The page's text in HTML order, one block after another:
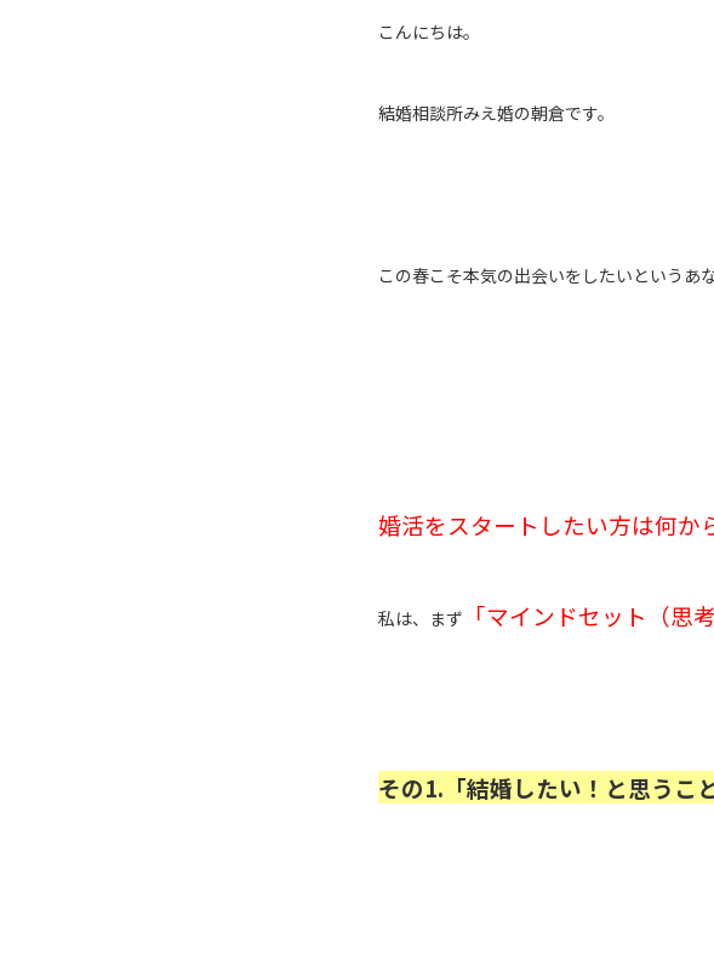
こんにちは。
結婚相談所みえ婚の朝倉です。
この春こそ本気の出会いをしたいというあ
婚活をスタートしたい方は何か
私は、まず 「マインドセット（思
その1.「結婚したい！と思うこと